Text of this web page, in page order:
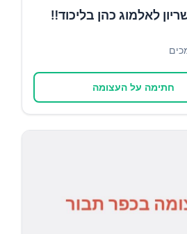
לאלמוג כהן בליכוד‼️
חתימה על העצומה